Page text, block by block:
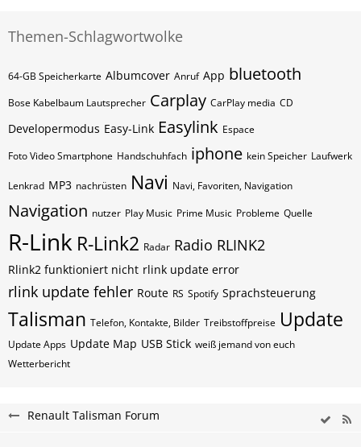
Themen-Schlagwortwolke
64-GB Speicherkarte Albumcover Anruf App bluetooth
Bose Kabelbaum Lautsprecher Carplay CarPlay media CD
Developermodus Easy-Link Easylink Espace
Foto Video Smartphone Handschuhfach iphone kein Speicher Laufwerk
Lenkrad MP3 nachrüsten Navi Navi, Favoriten, Navigation
Navigation nutzer Play Music Prime Music Probleme Quelle
R-Link R-Link2 Radar Radio RLINK2
Rlink2 funktioniert nicht rlink update error
rlink update fehler Route RS Spotify Sprachsteuerung
Talisman Telefon, Kontakte, Bilder Treibstoffpreise Update
Update Apps Update Map USB Stick weiß jemand von euch
Wetterbericht
Renault Talisman Forum